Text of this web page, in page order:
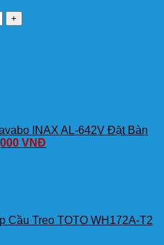
INAX AL-642V Đặt Bàn
VNĐ
Cầu Treo TOTO WH172A-T2